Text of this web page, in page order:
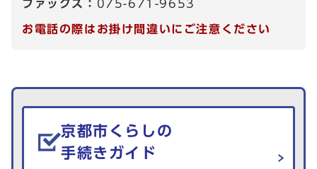
ファックス： 075-671-9653
お電話の際はお掛け間違いにご注意ください
生活情報を探す
京都市くらしの
手続きガイド